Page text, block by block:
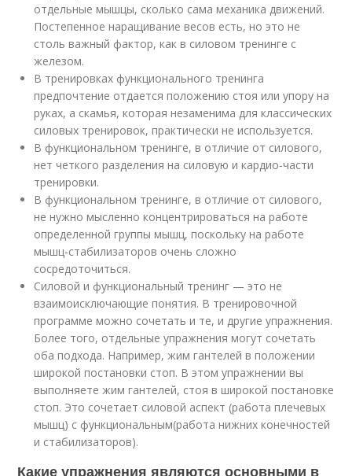
отдельные мышцы, сколько сама механика движений.
Постепенное наращивание весов есть, но это не
столь важный фактор, как в силовом тренинге с
железом.
В тренировках функционального тренинга
предпочтение отдается положению стоя или упору на
руках, а скамья, которая незаменима для классических
силовых тренировок, практически не используется.
В функциональном тренинге, в отличие от силового,
нет четкого разделения на силовую и кардио-части
тренировки.
В функциональном тренинге, в отличие от силового,
не нужно мысленно концентрироваться на работе
определенной группы мышц, поскольку на работе
мышц-стабилизаторов очень сложно
сосредоточиться.
Силовой и функциональный тренинг — это не
взаимоисключающие понятия. В тренировочной
программе можно сочетать и те, и другие упражнения.
Более того, отдельные упражнения могут сочетать
оба подхода. Например, жим гантелей в положении
широкой постановки стоп. В этом упражнении вы
выполняете жим гантелей, стоя в широкой постановке
стоп. Это сочетает силовой аспект (работа плечевых
мышц) с функциональным(работа нижних конечностей
и стабилизаторов).
Какие упражнения являются основными в